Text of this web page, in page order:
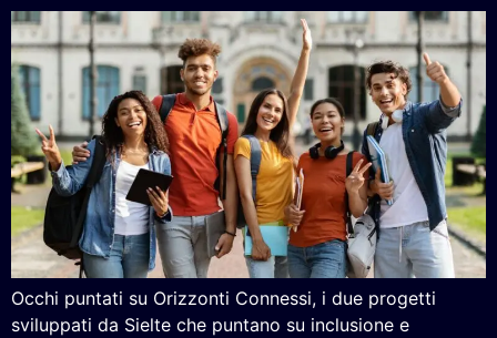
Occhi puntati su Orizzonti Connessi, i due progetti
sviluppati da Sielte che puntano su inclusione e